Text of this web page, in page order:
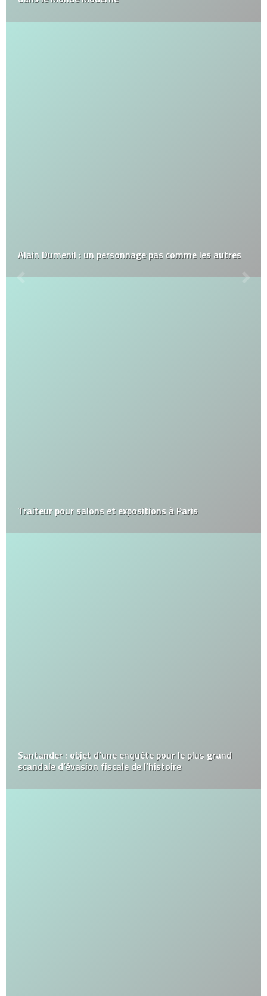
Alain Dumenil : un personnage pas comme les autres
Traiteur pour salons et expositions à Paris
Santander : objet d’une enquête pour le plus grand
scandale d’évasion fiscale de l’histoire